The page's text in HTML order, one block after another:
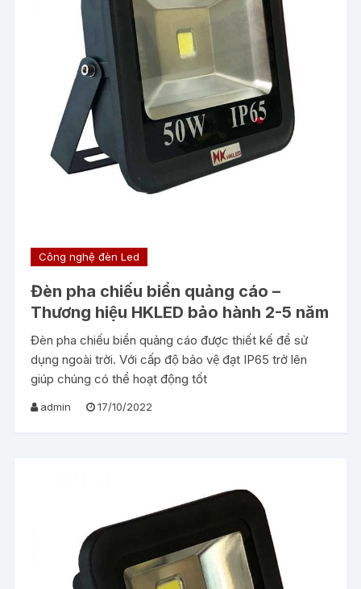
Công nghệ đèn Led
Đèn pha chiếu biển quảng cáo –
Thương hiệu HKLED bảo hành 2-5 năm
Đèn pha chiếu biển quảng cáo được thiết kế để sử
dụng ngoài trời. Với cấp độ bảo vệ đạt IP65 trở lên
giúp chúng có thể hoạt động tốt
admin 17/10/2022